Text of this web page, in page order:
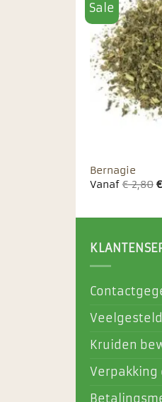
Sale
Bernagie
Vanaf€2,80 €
Kruiden
Verpakking